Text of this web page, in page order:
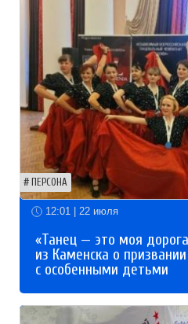
ПЕРСОНА
12:01 | 22 июля
«Танец — это моя
из Каменска о
с особенными детьми